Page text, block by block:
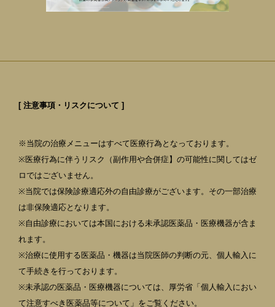
[ 注意事項・リスクについて ]
※当院の治療メニューはすべて医療行為となっております。
※医療行為に伴うリスク（副作用や合併症】の可能性に関してはゼ
ロではございません。
※当院では保険診療適応外の自由診療がございます。その一部治療
は非保険適応となります。
※自由診療においては本国における未承認医薬品・医療機器が含ま
れます。
※治療に使用する医薬品・機器は当院医師の判断の元、個人輸入に
て手続きを行っております。
※未承認の医薬品・医療機器については、厚労省「個人輸入におい
て注意すべき医薬品等について」をご覧ください。